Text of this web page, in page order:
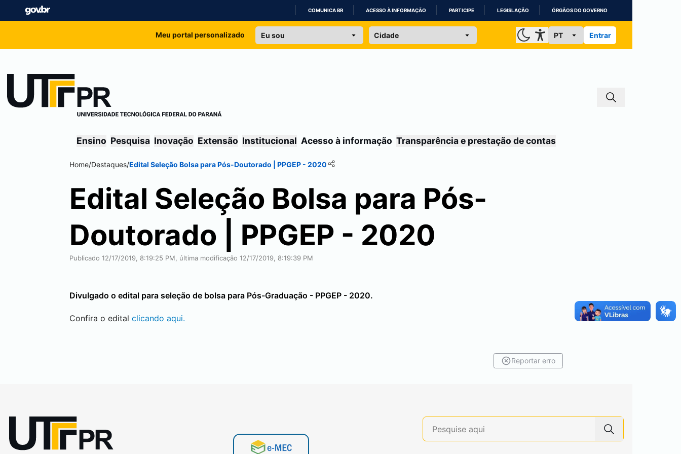
IR
COMUNICA BR ACESSO À INFORMAÇÃO PARTICIPE LEGISLAÇÃO ÓRGÃOS DO GOVERNO
Meu portal personalizado Entrar
Ensino Pesquisa Inovação Extensão Institucional Acesso à informação Transparência e prestação de contas
Home/Destaques/Edital Seleção Bolsa para Pós-Doutorado | PPGEP - 2020
Edital Seleção Bolsa para Pós-
Doutorado | PPGEP - 2020
Publicado 12/17/2019, 8:19:25 PM, última modificação 12/17/2019, 8:19:39 PM
Divulgado o edital para seleção de bolsa para Pós-Graduação - PPGEP - 2020.
Confira o edital clicando aqui.
Reportar erro